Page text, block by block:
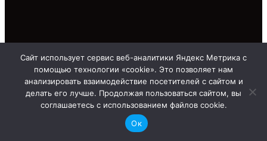
Сайт использует сервис веб-аналитики Яндекс Метрика с
помощью технологии «cookie». Это позволяет нам
анализировать взаимодействие посетителей с сайтом и
делать его лучше. Продолжая пользоваться сайтом, вы
соглашаетесь с использованием файлов cookie.
Ок